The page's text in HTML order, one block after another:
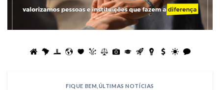
FIQUE BEM ÚLTIMAS NOTÍCIAS